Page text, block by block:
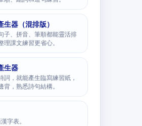
生器（混排版）
子、拼音、筆順都能靈活排
理課文練習更省心。
生器
詞，就能產生臨寫練習紙，
背，熟悉詩句結構。
字表。